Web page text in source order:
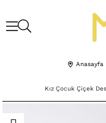
Anasayfa
Kız Çocuk Çiçek